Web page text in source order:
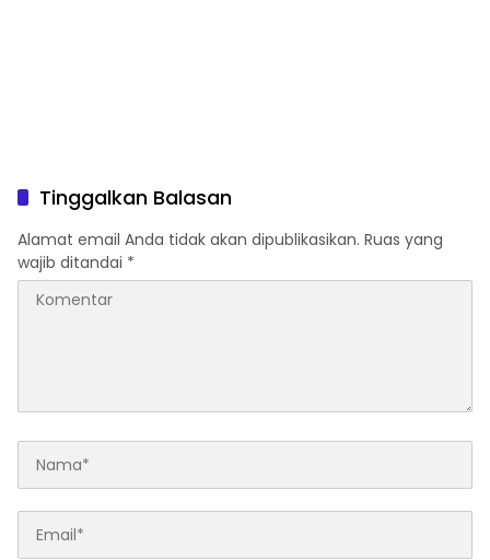
Tinggalkan Balasan
Alamat email Anda tidak akan dipublikasikan. Ruas yang
wajib ditandai *